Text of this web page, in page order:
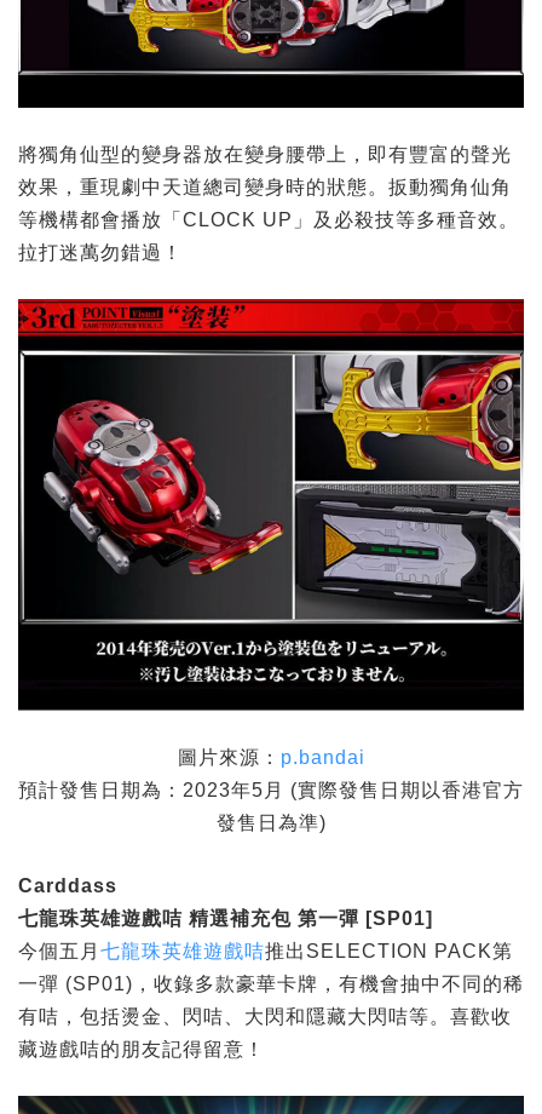
將獨角仙型的變身器放在變身腰帶上，即有豐富的聲光
效果，重現劇中天道總司變身時的狀態。扳動獨角仙角
等機構都會播放「CLOCK UP」及必殺技等多種音效。
拉打迷萬勿錯過！
圖片來源： p.bandai
預計發售日期為：2023年5月 (實際發售日期以香港官方
發售日為準)
Carddass
七龍珠英雄遊戲咭 精選補充包 第一彈 [SP01]
今個五月 七龍珠英雄遊戲咭推出SELECTION PACK第
一彈 (SP01)，收錄多款豪華卡牌，有機會抽中不同的稀
有咭，包括燙金、閃咭、大閃和隱藏大閃咭等。喜歡收
藏遊戲咭的朋友記得留意！